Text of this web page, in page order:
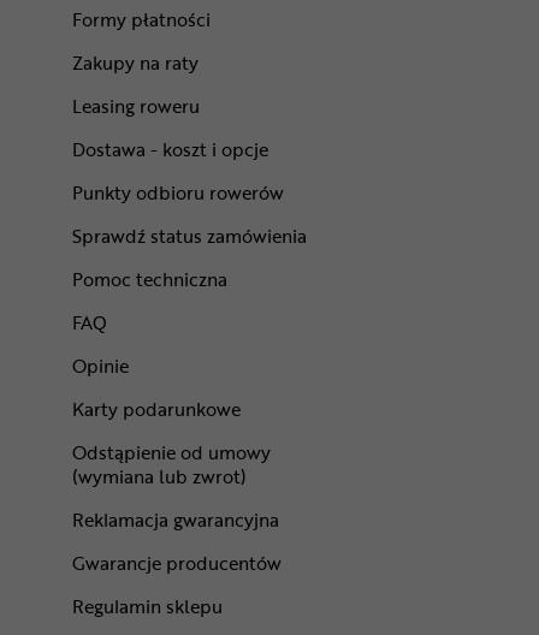
Formy płatności
Zakupy na raty
Leasing roweru
Dostawa - koszt i opcje
Punkty odbioru rowerów
Sprawdź status zamówienia
Pomoc techniczna
FAQ
Opinie
Karty podarunkowe
Odstąpienie od umowy
(wymiana lub zwrot)
Reklamacja gwarancyjna
Gwarancje producentów
Regulamin sklepu